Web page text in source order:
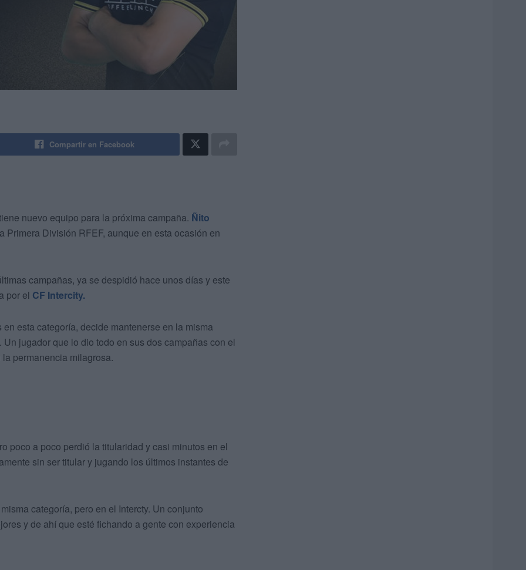
Compartir en Facebook
nuevo equipo para la próxima campaña. Ñito
Primera División RFEF, aunque en esta ocasión en
campañas, ya se despidió hace unos días y este
por el CF Intercity.
esta categoría, decide mantenerse en la misma
jugador que lo dio todo en sus dos campañas con el
permanencia milagrosa.
poco a poco perdió la titularidad y casi minutos en el
sin ser titular y jugando los últimos instantes de
categoría, pero en el Intercty. Un conjunto
y de ahí que esté fichando a gente con experiencia